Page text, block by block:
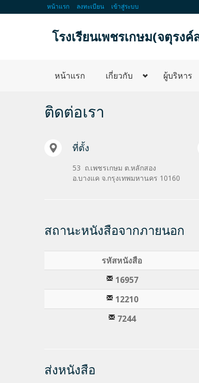
หน้าแรก ลงทะเบียน เข้าสู่ระบบ
โรงเรียนเพชรเกษม(จตุรง
หน้าแรก เกี่ยวกับ ผู้บริหาร
ติดต่อเรา
ที่ตั้ง
53 ถ.เพชรเกษม ต.หลักสอง
อ.บางแค จ.กรุงเทพมหานคร 10160
สถานะหนังสือจากภายนอก
รหัสหนังสือ
16957
12210
7244
ส่งหนังสือ